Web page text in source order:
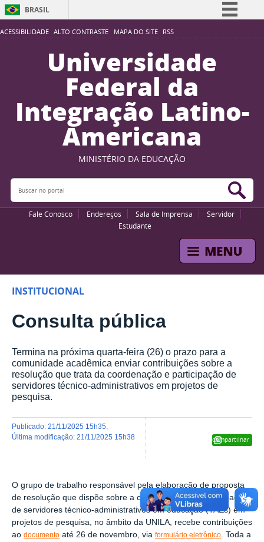
ACESSIBILIDADE ALTO CONTRASTE MAPA DO SITE RSS
BRASIL
Simplifique!
Participe
Acesso à informação
Legislação
Canais
Universidade
Federal da
Integração Latino-
Americana
MINISTÉRIO DA EDUCAÇÃO
Buscar no portal
Fale Conosco Endereços Sala de Imprensa
Servidor
Estudante
INSTITUCIONAL
Consulta pública
Termina na próxima quarta-feira (26) o prazo para a
comunidade acadêmica enviar contribuições sobre a
resolução que trata da coordenação e participação de
servidores técnico-administrativos em projetos de
pesquisa.
Compartilhar
publicado: 21/11/2025 15h35
última modificação: 21/11/2025 15h38
O grupo de trabalho responsável pela elaboração de proposta
de resolução que dispõe sobre a coordenação e a participação
de servidores técnico-administrativos em educação (TAEs) em
projetos de pesquisa, no âmbito da UNILA, recebe contribuições
ao documento até 26 de novembro, via formulário eletrônico . Toda a